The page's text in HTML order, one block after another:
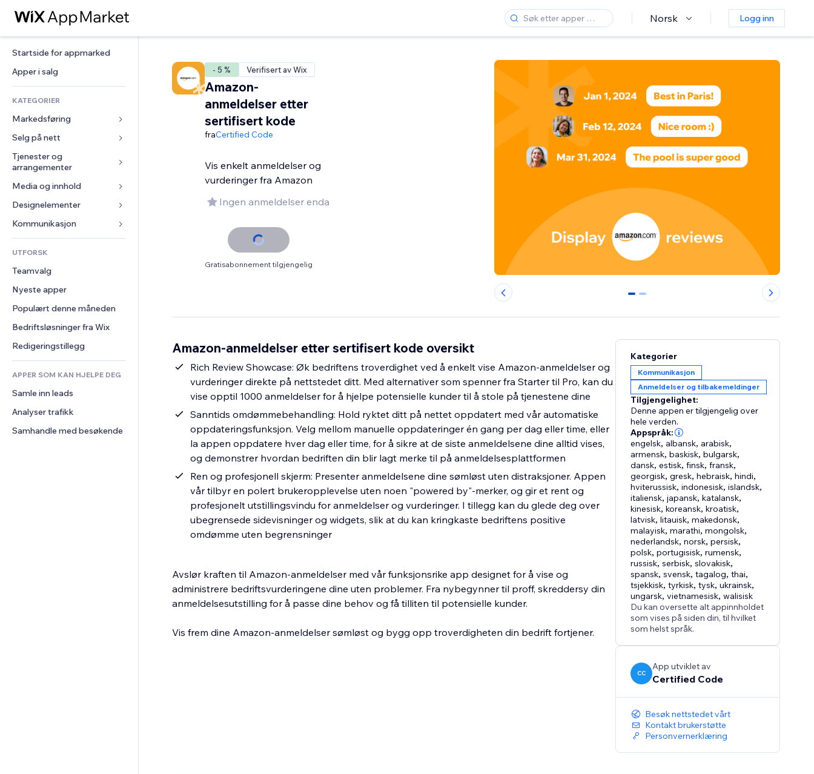
Norsk Logg inn
Startside for appmarked
Apper i salg
KATEGORIER
Markedsføring
Annonser
Mobil
Analyser
Sosiale medier
SEO
Engasjement
Nettstedsoppføringer
E-post
Konvertering
Selg på nett
Apper for butikker
Frakt og levering
Selg-knapper
Nettkurs
On-demand-utskrift
Regnskap
Kuponger og fordelsprogram
Lagerløsninger
Dropshipping
Priser og abonnement
Folkefinansiering
Mat og drikke
Tjenester og
arrangementer
Hoteller
Arrangementer
Restauranter
Eiendom
Bookinger
Media og innhold
Galleri
Musikk
Podkaster
Fotografi
Video
PDF
Fildeling
Nyheter
Designelementer
Kart og navigasjon
Personvern og sikkerhet
Klokke
Sidemaler
Bildeeffekter
Knapper og menyer
Bannere og merker
Kalkulatorer
Søk
Vær
Diagrammer og tabeller
Skjemaer
Avstemninger
Chat
Kommentarer
Telefon
Samfunn
Anmeldelser og
UTFORSK
Teamvalg
Nyeste apper
Populært denne måneden
Bedriftsløsninger fra Wix
Redigeringstillegg
APPER SOM KAN HJELPE DEG
Samle inn leads
Analyser trafikk
Samhandle med besøkende
- 5 % Verifisert av Wix
Amazon-
anmeldelser etter
sertifisert kode
fraCertified Code
Vis enkelt anmeldelser og
vurderinger fra Amazon
Ingen anmeldelser enda
Gratisabonnement tilgjengelig
0 1
Amazon-anmeldelser etter sertifisert kode oversikt
Rich Review Showcase: Øk bedriftens troverdighet ved å enkelt vise Amazon-anmeldelser og
vurderinger direkte på nettstedet ditt. Med alternativer som spenner fra Starter til Pro, kan du
vise opptil 1000 anmeldelser for å hjelpe potensielle kunder til å stole på tjenestene dine
Sanntids omdømmebehandling: Hold ryktet ditt på nettet oppdatert med vår automatiske
oppdateringsfunksjon. Velg mellom manuelle oppdateringer én gang per dag eller time, eller
la appen oppdatere hver dag eller time, for å sikre at de siste anmeldelsene dine alltid vises,
og demonstrer hvordan bedriften din blir lagt merke til på anmeldelsesplattformen
Ren og profesjonell skjerm: Presenter anmeldelsene dine sømløst uten distraksjoner. Appen
vår tilbyr en polert brukeropplevelse uten noen "powered by"-merker, og gir et rent og
profesjonelt utstillingsvindu for anmeldelser og vurderinger. I tillegg kan du glede deg over
ubegrensede sidevisninger og widgets, slik at du kan kringkaste bedriftens positive
omdømme uten begrensninger
Avslør kraften til Amazon-anmeldelser med vår funksjonsrike app designet for å vise og
administrere bedriftsvurderingene dine uten problemer. Fra nybegynner til proff, skreddersy din
anmeldelsesutstilling for å passe dine behov og få tilliten til potensielle kunder.
Vis frem dine Amazon-anmeldelser sømløst og bygg opp troverdigheten din bedrift fortjener.
Kategorier
Kommunikasjon
Anmeldelser og tilbakemeldinger
Tilgjengelighet:
Denne appen er tilgjengelig over
hele verden.
Appspråk:
engelsk, albansk, arabisk,
armensk,baskisk,bulgarsk,
dansk,estisk,finsk,fransk,
georgisk,gresk,hebraisk,hindi,
hviterussisk,indonesisk,islandsk,
italiensk,japansk,katalansk,
kinesisk,koreansk,kroatisk,
latvisk,litauisk,makedonsk,
malayisk,marathi,mongolsk,
nederlandsk,norsk,persisk,
polsk,portugisisk,rumensk,
russisk,serbisk,slovakisk,
spansk,svensk,tagalog,thai,
tsjekkisk,tyrkisk,tysk,ukrainsk,
ungarsk,vietnamesisk,walisisk
Du kan oversette alt appinnholdet
som vises på siden din, til hvilket
som helst språk.
CC
App utviklet av
Certified Code
Besøk nettstedet vårt
Kontakt brukerstøtte
Personvernerklæring